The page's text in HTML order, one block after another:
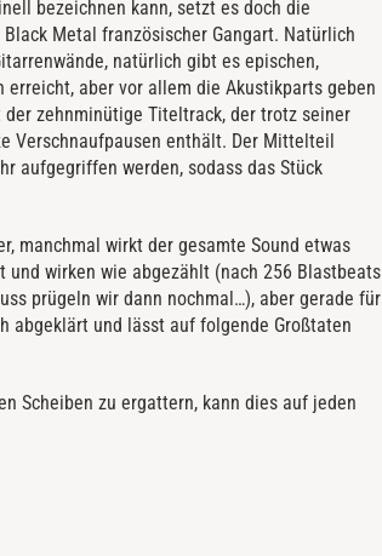
bezeichnen kann, setzt es doch die
Metal französischer Gangart. Natürlich
natürlich gibt es epischen,
erreicht, aber vor allem die Akustikparts geben
zehnminütige Titeltrack, der trotz seiner
Verschnaufpausen enthält. Der Mittelteil
aufgegriffen werden, sodass das Stück
manchmal wirkt der gesamte Sound etwas
und wirken wie abgezählt (nach 256 Blastbeats
prügeln wir dann nochmal…), aber gerade für
abgeklärt und lässt auf folgende Großtaten
Scheiben zu ergattern, kann dies auf jeden